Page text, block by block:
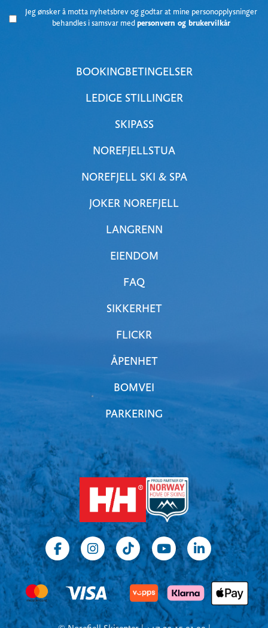
Jeg ønsker å motta nyhetsbrev og godtar at mine personopplysninger
behandles i samsvar med personvern og brukervilkår
BOOKINGBETINGELSER
LEDIGE STILLINGER
SKIPASS
NOREFJELLSTUA
NOREFJELL SKI & SPA
JOKER NOREFJELL
LANGRENN
EIENDOM
FAQ
SIKKERHET
FLICKR
ÅPENHET
BOMVEI
PARKERING